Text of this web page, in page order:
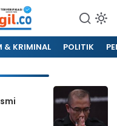
& KRIMINAL POLITIK